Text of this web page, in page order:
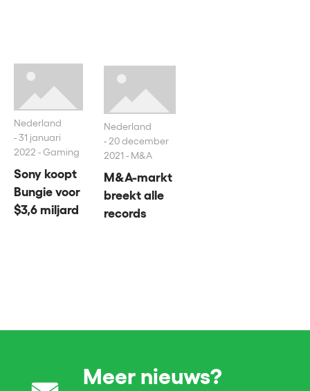
Nederland
31 januari
2022 - Gaming
Sony koopt
Bungie voor
$3,6 miljard
Nederland
20 december
2021 - M&A
M&A-markt
breekt alle
records
Meer nieuws?